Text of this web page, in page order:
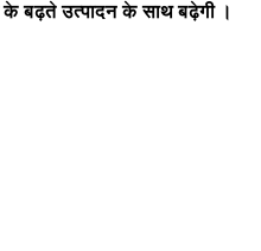
के बढ़ते उत्पादन के साथ बढ़ेगी ।